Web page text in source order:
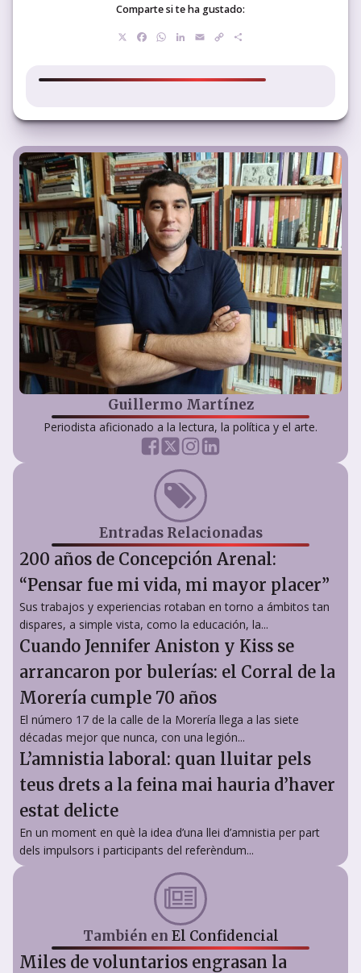
Comparte si te ha gustado:
Facebook
WhatsApp
LinkedIn
EmailCopy
Guillermo Martínez
Periodista aficionado a la lectura, la política y el arte.
Entradas Relacionadas
200 años de Concepción Arenal:
“Pensar fue mi vida, mi mayor placer”
Sus trabajos y experiencias rotaban en torno a ámbitos tan
dispares, a simple vista, como la educación, la...
Cuando Jennifer Aniston y Kiss se
arrancaron por bulerías: el Corral de la
Morería cumple 70 años
El número 17 de la calle de la Morería llega a las siete
décadas mejor que nunca, con una legión...
L’amnistia laboral: quan lluitar pels
teus drets a la feina mai hauria d’haver
estat delicte
En un moment en què la idea d’una llei d’amnistia per part
dels impulsors i participants del referèndum...
También en El Confidencial
Miles de voluntarios engrasan la